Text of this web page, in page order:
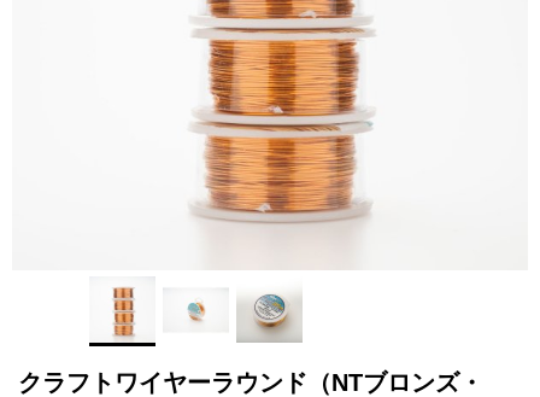
クラフトワイヤーラウンド（NTブロンズ・